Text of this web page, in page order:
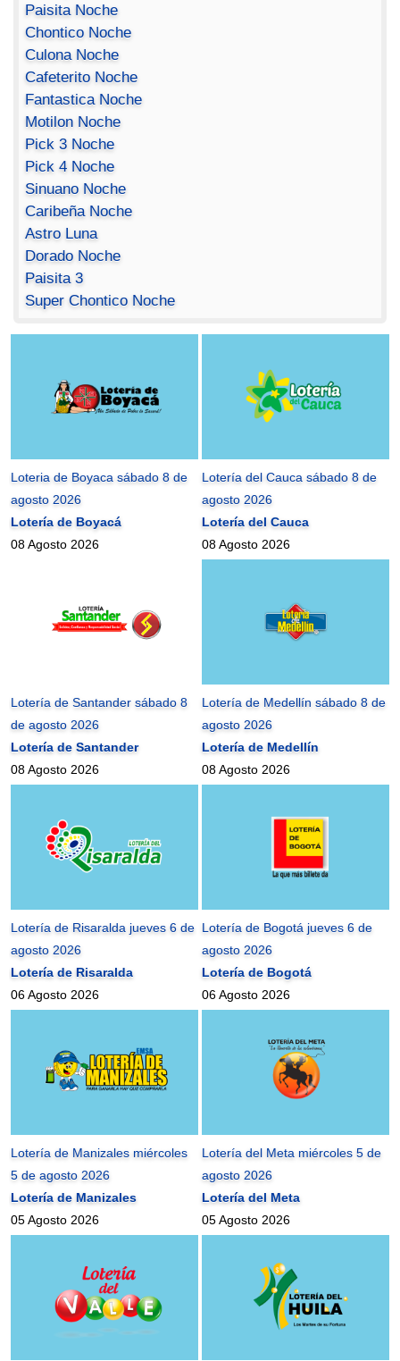
Paisita Noche
Chontico Noche
Culona Noche
Cafeterito Noche
Fantastica Noche
Motilon Noche
Pick 3 Noche
Pick 4 Noche
Sinuano Noche
Caribeña Noche
Astro Luna
Dorado Noche
Paisita 3
Super Chontico Noche
Loteria de Boyaca sábado 8 de
agosto 2026
Lotería de Boyacá
08 Agosto 2026
Lotería del Cauca sábado 8 de
agosto 2026
Lotería del Cauca
08 Agosto 2026
Lotería de Santander sábado 8
de agosto 2026
Lotería de Santander
08 Agosto 2026
Lotería de Medellín sábado 8 de
agosto 2026
Lotería de Medellín
08 Agosto 2026
Lotería de Risaralda jueves 6 de
agosto 2026
Lotería de Risaralda
06 Agosto 2026
Lotería de Bogotá jueves 6 de
agosto 2026
Lotería de Bogotá
06 Agosto 2026
Lotería de Manizales miércoles
5 de agosto 2026
Lotería de Manizales
05 Agosto 2026
Lotería del Meta miércoles 5 de
agosto 2026
Lotería del Meta
05 Agosto 2026